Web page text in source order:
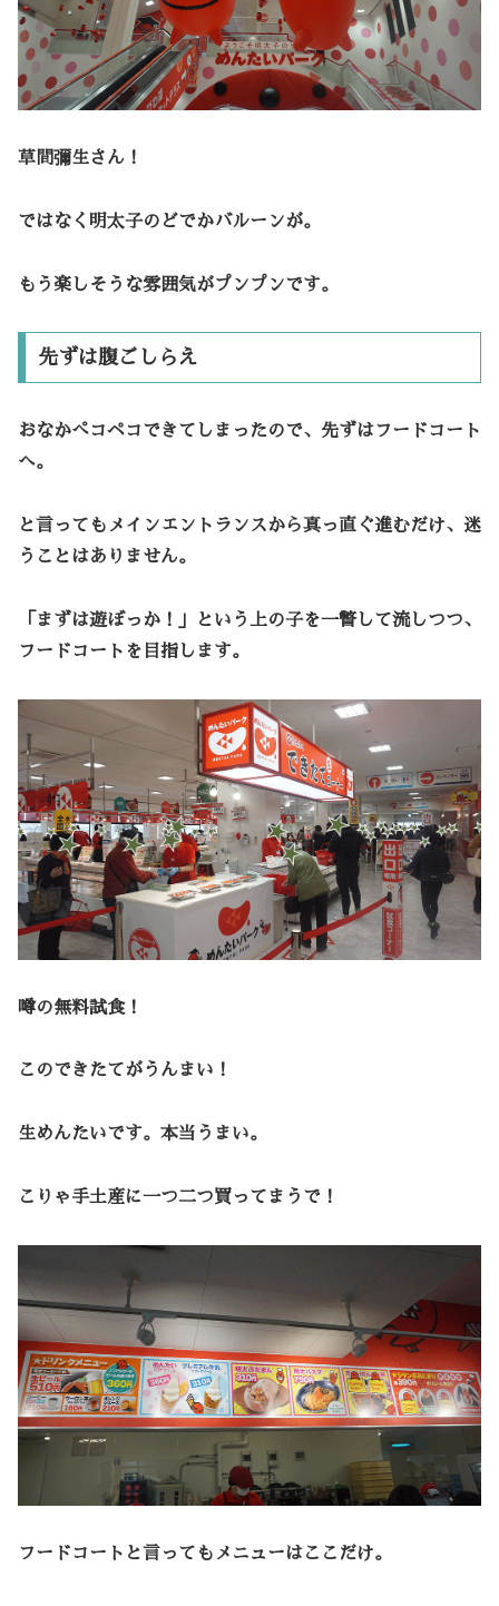
草間彌生さん！
ではなく明太子のどでかバルーンが。
もう楽しそうな雰囲気がプンプンです。
先ずは腹ごしらえ
おなかぺコペコできてしまったので、先ずはフードコート
へ。
と言ってもメインエントランスから真っ直ぐ進むだけ、迷
うことはありません。
「まずは遊ぼっか！」という上の子を一瞥して流しつつ、
フードコートを目指します。
噂の無料試食！
このできたてがうんまい！
生めんたいです。本当うまい。
こりゃ手土産に一つ二つ買ってまうで！
フードコートと言ってもメニューはここだけ。